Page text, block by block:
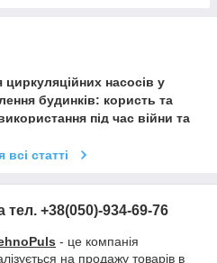
циркуляційних насосів у
будинків: користь та
під час війни та
статті
тел. +38(050)-934-69-76
- це компанія
на продажу товарів в